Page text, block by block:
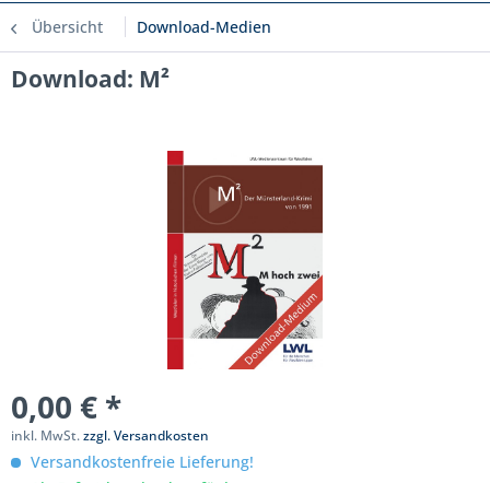
Übersicht Download-Medien
Download: M²
0,00 € *
inkl. MwSt.zzgl. Versandkosten
Versandkostenfreie Lieferung!